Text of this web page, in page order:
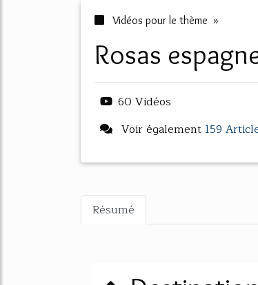
Vidéos pour le thème »
rosas
60 Vidéos
Voir également 159
Résumé